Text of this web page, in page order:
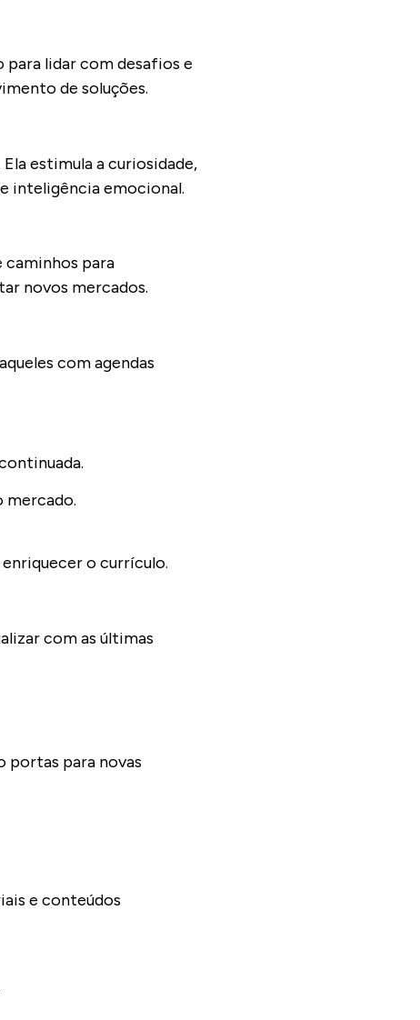
lidar com desafios e
de soluções.
estimula a curiosidade,
inteligência emocional.
caminhos para
novos mercados.
com agendas
mercado.
o currículo.
com as últimas
para novas
e conteúdos